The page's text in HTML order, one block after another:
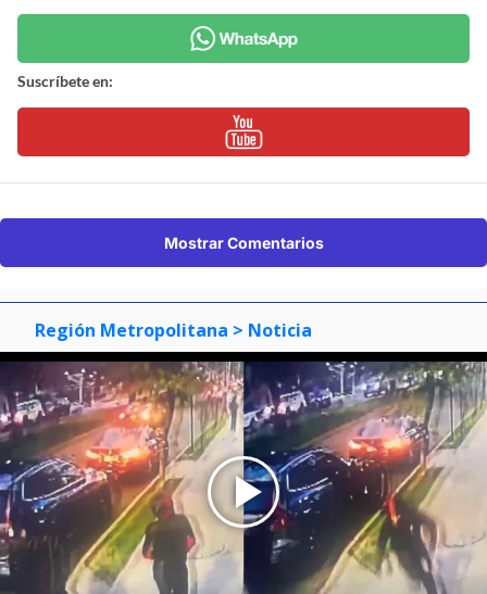
Suscríbete en:
Mostrar Comentarios
Región Metropolitana > Noticia